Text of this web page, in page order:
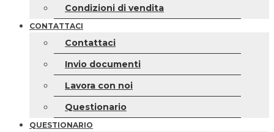
Condizioni di vendita
CONTATTACI
Contattaci
Invio documenti
Lavora con noi
Questionario
QUESTIONARIO